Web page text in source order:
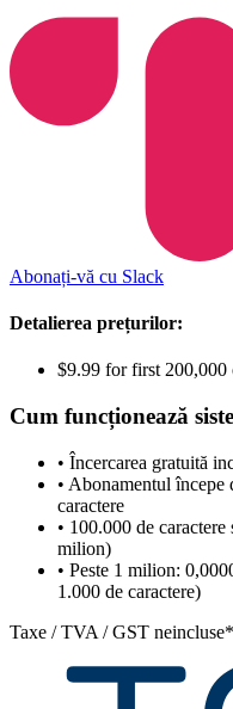
Abonați-vă cu Slack
Detalierea prețurilor:
$9.99 for first 200,000
Cum funcționează
• Încercarea gratuită
• Abonamentul
caractere
• 100.000 de
milion)
• Peste 1 milion:
1.000 de caractere)
Taxe / TVA / GST neincluse*